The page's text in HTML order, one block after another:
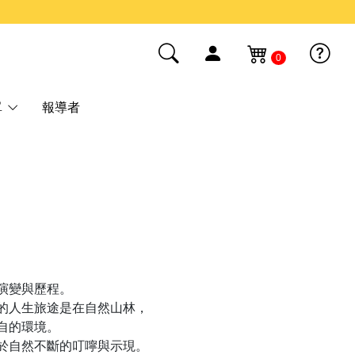
0
報導者
變與歷程。
人生旅途是在自然山林，
的環境。
然不斷的叮嚀與示現。